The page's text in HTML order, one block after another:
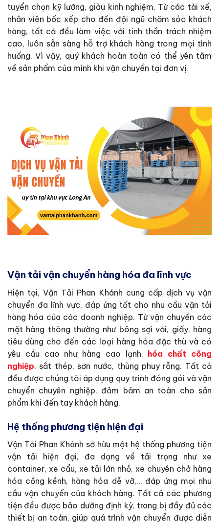
tuyển chọn kỹ lưỡng, giàu kinh nghiệm. Từ các tài xế,
nhân viên bốc xếp cho đến đội ngũ chăm sóc khách
hàng, tất cả đều làm việc với tinh thần trách nhiệm
cao, luôn sẵn sàng hỗ trợ khách hàng trong mọi tình
huống. Vì vậy, quý khách hoàn toàn có thể yên tâm
về sản phẩm của mình khi vận chuyển tại đơn vị.
Vận tải vận chuyển hàng hóa đa lĩnh vực
Hiện tại, Vận Tải Phan Khánh cung cấp dịch vụ vận
chuyển đa lĩnh vực, đáp ứng tốt cho nhu cầu vận tải
hàng hóa của các doanh nghiệp. Từ vận chuyển các
mặt hàng thông thường như bông sợi vải, giấy, hàng
tiêu dùng cho đến các loại hàng hóa đặc thù và có
yêu cầu cao như hàng cao lạnh, hóa chất công
nghiệp, sắt thép, sơn nước, thùng phuy rỗng. Tất cả
đều được chúng tôi áp dụng quy trình đóng gói và vận
chuyển chuyên nghiệp, đảm bảm an toàn cho sản
phẩm khi đến tay khách hàng.
Hệ thống phương tiện hiện đại
Vận Tải Phan Khánh sở hữu một hệ thống phương tiện
vận tải hiện đại, đa dạng về tải trọng như xe
container, xe cẩu, xe tải lớn nhỏ, xe chuyên chở hàng
hóa cồng kềnh, hàng hóa dễ vỡ,… đáp ứng mọi nhu
cầu vận chuyển của khách hàng. Tất cả các phương
tiện đều được bảo dưỡng định kỳ, trang bị đầy đủ các
thiết bị an toàn, giúp quá trình vận chuyển được diễn